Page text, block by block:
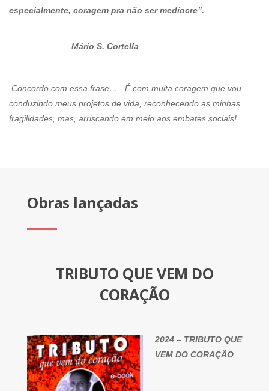
especialmente, coragem pra não ser medíocre”.
Mário S. Cortella
Concordo com essa frase… É com muita coragem que vou
conduzindo meus projetos de vida, reconhecendo as minhas
fragilidades, mas, arriscando em meio aos embates sociais!
Obras lançadas
TRIBUTO QUE VEM DO
CORAÇÃO
2024 – TRIBUTO QUE
VEM DO CORAÇÃO